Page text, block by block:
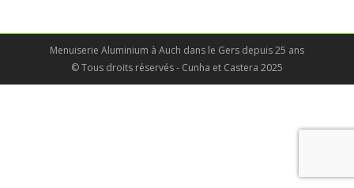
Menuiserie Aluminium à Auch dans le Gers depuis 25 ans
© Tous droits réservés - Cunha et Castera 2025